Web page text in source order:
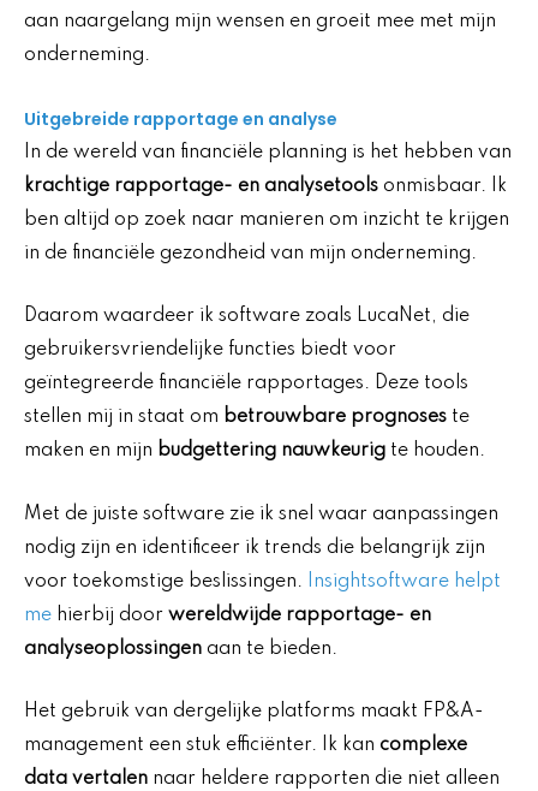
aan naargelang mijn wensen en groeit mee met mijn
onderneming.
Uitgebreide rapportage en analyse
In de wereld van financiële planning is het hebben van
krachtige rapportage- en analysetools onmisbaar. Ik
ben altijd op zoek naar manieren om inzicht te krijgen
in de financiële gezondheid van mijn onderneming.
Daarom waardeer ik software zoals LucaNet, die
gebruikersvriendelijke functies biedt voor
geïntegreerde financiële rapportages. Deze tools
stellen mij in staat om betrouwbare prognoses te
maken en mijn budgettering nauwkeurig te houden.
Met de juiste software zie ik snel waar aanpassingen
nodig zijn en identificeer ik trends die belangrijk zijn
voor toekomstige beslissingen.
Insightsoftware helpt
me hierbij door wereldwijde rapportage- en
analyseoplossingen aan te bieden.
Het gebruik van dergelijke platforms maakt FP&A-
management een stuk efficiënter. Ik kan complexe
data vertalen naar heldere rapporten die niet alleen